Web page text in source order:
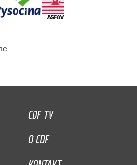
CDF TV
O CDF